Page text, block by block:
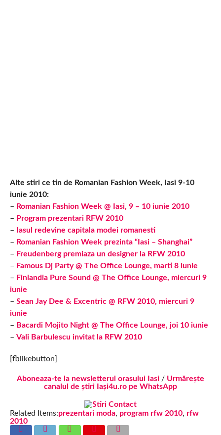
Alte stiri ce tin de Romanian Fashion Week, Iasi 9-10
iunie 2010:
– Romanian Fashion Week @ Iasi, 9 – 10 iunie 2010
– Program prezentari RFW 2010
–
Iasul redevine capitala modei romanesti
– Romanian Fashion Week prezinta “Iasi – Shanghai”
– Freudenberg premiaza un designer la RFW 2010
– Famous Dj Party @ The Office Lounge, marti 8 iunie
– Finlandia Pure Sound @ The Office Lounge, miercuri 9
iunie
– Sean Jay Dee & Excentric @ RFW 2010, miercuri 9
iunie
– Bacardi Mojito Night @ The Office Lounge, joi 10 iunie
– Vali Barbulescu invitat la RFW 2010
[fblikebutton]
Aboneaza-te la newsletterul orasului Iasi/ Urmărește
canalul de știri Iași4u.ro pe WhatsApp
Related Items:prezentari moda, program rfw 2010, rfw
2010